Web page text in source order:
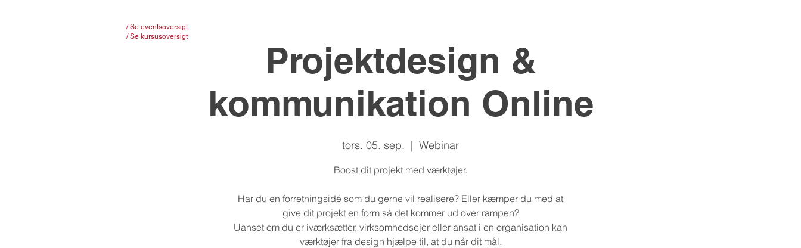
Projektdesign &
kommunikation Online
tors. 05. sep.
  |
Webinar
Boost dit projekt med værktøjer.
Har du en forretningsidé som du gerne vil realisere? Eller kæmper du med at
give dit projekt en form så det kommer ud over rampen?
Uanset om du er iværksætter, virksomhedsejer eller ansat i en organisation kan
værktøjer fra design hjælpe til, at du når dit mål.
/ Se eventsoversigt
/ Se kursusoversigt